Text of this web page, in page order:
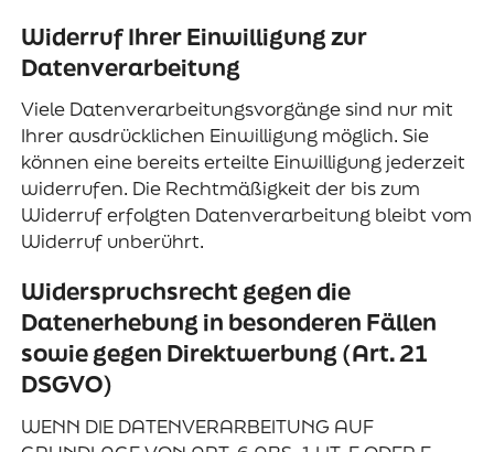
Widerruf Ihrer Einwilligung zur
Datenverarbeitung
Viele Datenverarbeitungsvorgänge sind nur mit
Ihrer ausdrücklichen Einwilligung möglich. Sie
können eine bereits erteilte Einwilligung jederzeit
widerrufen. Die Rechtmäßigkeit der bis zum
Widerruf erfolgten Datenverarbeitung bleibt vom
Widerruf unberührt.
Widerspruchsrecht gegen die
Datenerhebung in besonderen Fällen
sowie gegen Direktwerbung (Art. 21
DSGVO)
WENN DIE DATENVERARBEITUNG AUF